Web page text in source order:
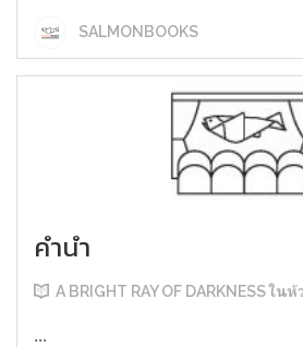
SALMONBOOKS
คำนำ
A BRIGHT RAY OF DARKNESS ใ
...